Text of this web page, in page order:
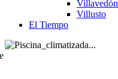
Villavedón
Villusto
El Tiempo